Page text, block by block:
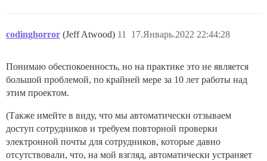
codinghorror (Jeff Atwood) 17.Январь.2022 22:44:28
11
Понимаю обеспокоенность, но на практике это не является
большой проблемой, по крайней мере за 10 лет работы над
этим проектом.
(Также имейте в виду, что мы автоматически отзываем
доступ сотрудников и требуем повторной проверки
электронной почты для сотрудников, которые давно
отсутствовали, что, на мой взгляд, автоматически устраняет